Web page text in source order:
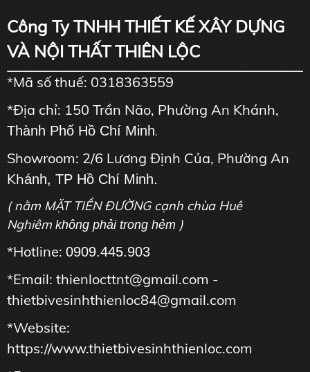
Công Ty TNHH THIẾT KẾ XÂY DỰNG
VÀ NỘI THẤT THIÊN LỘC
*Mã số thuế: 0318363559
*Địa chỉ: 150 Trần Não, Phường An Khánh,
Thành Phố Hồ Chí Minh.
Showroom: 2/6 Lương Định Của, Phường An
Khánh, TP Hồ Chí Minh.
( nằm MẶT TIỀN ĐƯỜNG cạnh chùa Huê
Nghiêm không phải trong hẻm )
*Hotline: 0909.445.903
*Email: thienlocttnt@gmail.com -
thietbivesinhthienloc84@gmail.com
*Website:
https://www.thietbivesinhthienloc.com